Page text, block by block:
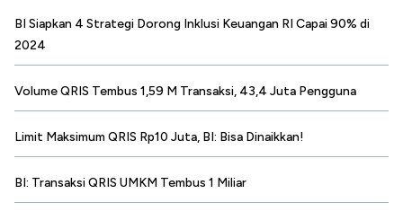
BI Siapkan 4 Strategi Dorong Inklusi Keuangan RI Capai 90% di
2024
Volume QRIS Tembus 1,59 M Transaksi, 43,4 Juta Pengguna
Limit Maksimum QRIS Rp10 Juta, BI: Bisa Dinaikkan!
BI: Transaksi QRIS UMKM Tembus 1 Miliar